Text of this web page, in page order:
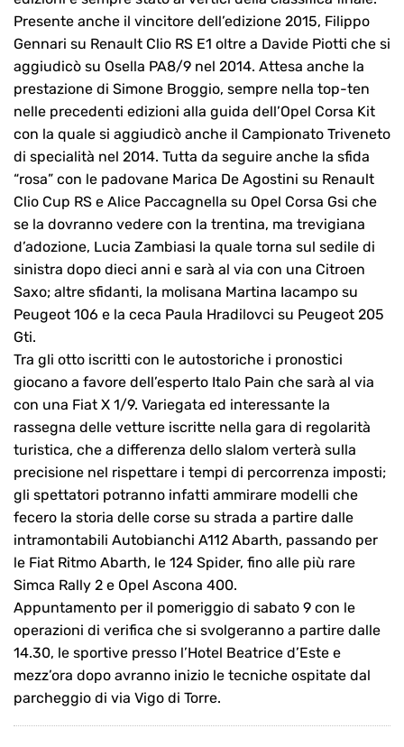
Presente anche il vincitore dell’edizione 2015, Filippo
Gennari su Renault Clio RS E1 oltre a Davide Piotti che si
aggiudicò su Osella PA8/9 nel 2014. Attesa anche la
prestazione di Simone Broggio, sempre nella top-ten
nelle precedenti edizioni alla guida dell’Opel Corsa Kit
con la quale si aggiudicò anche il Campionato Triveneto
di specialità nel 2014. Tutta da seguire anche la sfida
“rosa” con le padovane Marica De Agostini su Renault
Clio Cup RS e Alice Paccagnella su Opel Corsa Gsi che
se la dovranno vedere con la trentina, ma trevigiana
d’adozione, Lucia Zambiasi la quale torna sul sedile di
sinistra dopo dieci anni e sarà al via con una Citroen
Saxo; altre sfidanti, la molisana Martina Iacampo su
Peugeot 106 e la ceca Paula Hradilovci su Peugeot 205
Gti.
Tra gli otto iscritti con le autostoriche i pronostici
giocano a favore dell’esperto Italo Pain che sarà al via
con una Fiat X 1/9. Variegata ed interessante la
rassegna delle vetture iscritte nella gara di regolarità
turistica, che a differenza dello slalom verterà sulla
precisione nel rispettare i tempi di percorrenza imposti;
gli spettatori potranno infatti ammirare modelli che
fecero la storia delle corse su strada a partire dalle
intramontabili Autobianchi A112 Abarth, passando per
le Fiat Ritmo Abarth, le 124 Spider, fino alle più rare
Simca Rally 2 e Opel Ascona 400.
Appuntamento per il pomeriggio di sabato 9 con le
operazioni di verifica che si svolgeranno a partire dalle
14.30, le sportive presso l’Hotel Beatrice d’Este e
mezz’ora dopo avranno inizio le tecniche ospitate dal
parcheggio di via Vigo di Torre.